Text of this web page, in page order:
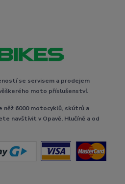
se servisem a prodejem
moto příslušenství.
6000 motocyklů, skútrů a
navštívit v Opavě, Hlučíně a od